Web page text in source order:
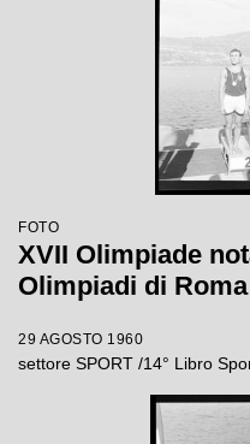
FOTO
XVII Olimpiade
Olimpiadi di Roma
29 AGOSTO 1960
settore SPORT /14° Libro